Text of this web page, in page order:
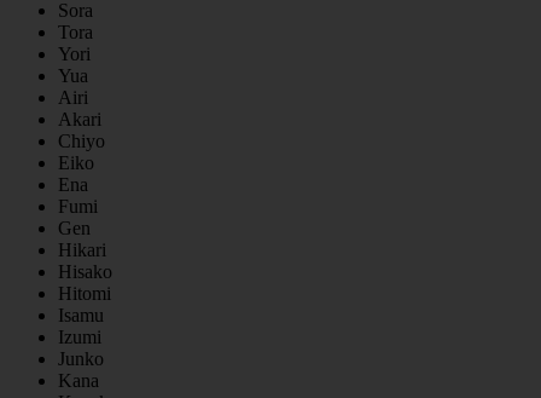
Sora
Tora
Yori
Yua
Airi
Akari
Chiyo
Eiko
Ena
Fumi
Gen
Hikari
Hisako
Hitomi
Isamu
Izumi
Junko
Kana